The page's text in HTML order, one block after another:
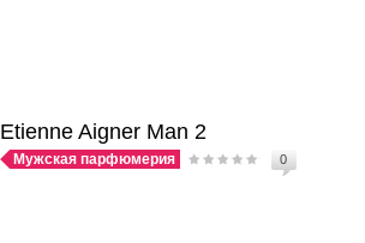
Etienne Aigner Man 2
Мужская парфюмерия 0